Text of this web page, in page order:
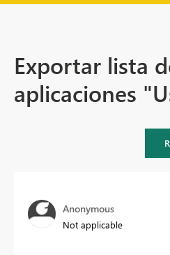
Exportar lista
aplicaciones
Anonymous
Not applicable